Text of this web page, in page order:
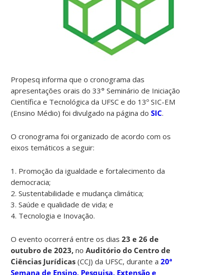
Propesq informa que o cronograma das
apresentações orais do 33° Seminário de Iniciação
Científica e Tecnológica da UFSC e do 13º SIC-EM
(Ensino Médio) foi divulgado na página doSIC.
O cronograma foi organizado de acordo com os
eixos temáticos a seguir:
1. Promoção da igualdade e fortalecimento da
democracia;
2. Sustentabilidade e mudança climática;
3. Saúde e qualidade de vida; e
4. Tecnologia e Inovação.
O evento ocorrerá entre os dias23 e 26 de
outubro de 2023, noAuditório do Centro de
Ciências Jurídicas (CCJ) da UFSC, durante a20ª
Semana de Ensino, Pesquisa, Extensão e